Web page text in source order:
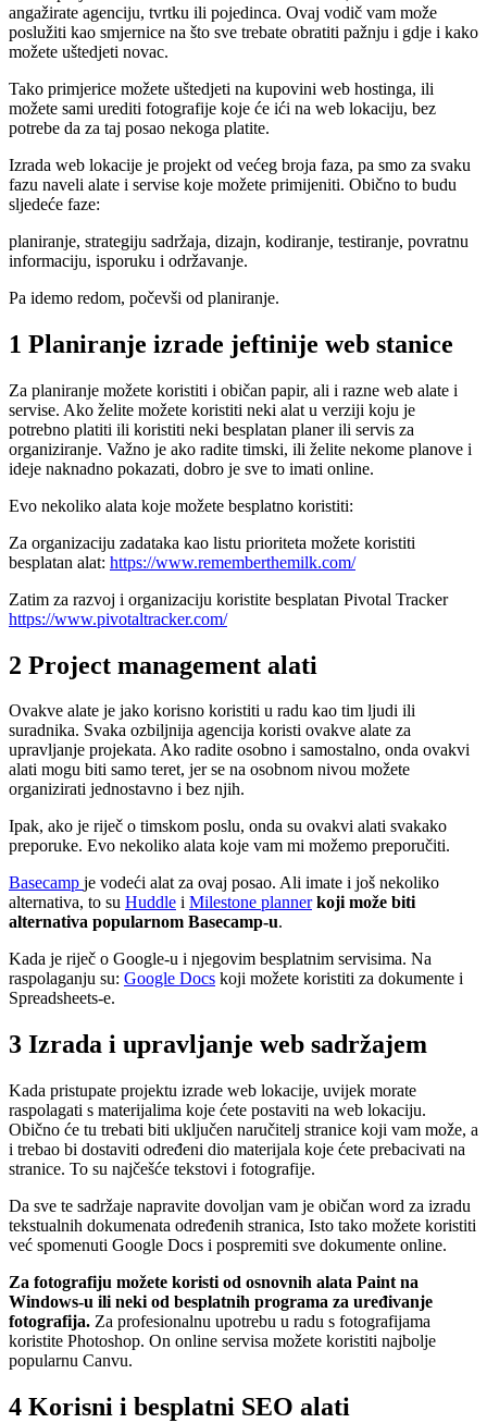
angažirate agenciju, tvrtku ili pojedinca. Ovaj vodič vam može
poslužiti kao smjernice na što sve trebate obratiti pažnju i gdje i kako
možete uštedjeti novac.
Tako primjerice možete uštedjeti na kupovini web hostinga, ili
možete sami urediti fotografije koje će ići na web lokaciju, bez
potrebe da za taj posao nekoga platite.
Izrada web lokacije je projekt od većeg broja faza, pa smo za svaku
fazu naveli alate i servise koje možete primijeniti. Obično to budu
sljedeće faze:
planiranje, strategiju sadržaja, dizajn, kodiranje, testiranje, povratnu
informaciju, isporuku i održavanje.
Pa idemo redom, počevši od planiranje.
1 Planiranje izrade jeftinije web stanice
Za planiranje možete koristiti i običan papir, ali i razne web alate i
servise. Ako želite možete koristiti neki alat u verziji koju je
potrebno platiti ili koristiti neki besplatan planer ili servis za
organiziranje. Važno je ako radite timski, ili želite nekome planove i
ideje naknadno pokazati, dobro je sve to imati online.
Evo nekoliko alata koje možete besplatno koristiti:
Za organizaciju zadataka kao listu prioriteta možete koristiti
besplatan alat: https://www.rememberthemilk.com/
Zatim za razvoj i organizaciju koristite besplatan Pivotal Tracker
https://www.pivotaltracker.com/
2 Project management alati
Ovakve alate je jako korisno koristiti u radu kao tim ljudi ili
suradnika. Svaka ozbiljnija agencija koristi ovakve alate za
upravljanje projekata. Ako radite osobno i samostalno, onda ovakvi
alati mogu biti samo teret, jer se na osobnom nivou možete
organizirati jednostavno i bez njih.
Ipak, ako je riječ o timskom poslu, onda su ovakvi alati svakako
preporuke. Evo nekoliko alata koje vam mi možemo preporučiti.
Basecamp je vodeći alat za ovaj posao. Ali imate i još nekoliko
alternativa, to su Huddle i Milestone planner koji može biti
alternativa popularnom Basecamp-u.
Kada je riječ o Google-u i njegovim besplatnim servisima. Na
raspolaganju su: Google Docs koji možete koristiti za dokumente i
Spreadsheets-e.
3 Izrada i upravljanje web sadržajem
Kada pristupate projektu izrade web lokacije, uvijek morate
raspolagati s materijalima koje ćete postaviti na web lokaciju.
Obično će tu trebati biti uključen naručitelj stranice koji vam može, a
i trebao bi dostaviti određeni dio materijala koje ćete prebacivati na
stranice. To su najčešće tekstovi i fotografije.
Da sve te sadržaje napravite dovoljan vam je običan word za izradu
tekstualnih dokumenata određenih stranica, Isto tako možete koristiti
već spomenuti Google Docs i pospremiti sve dokumente online.
Za fotografiju možete koristi od osnovnih alata Paint na
Windows-u ili neki od besplatnih programa za uređivanje
fotografija. Za profesionalnu upotrebu u radu s fotografijama
koristite Photoshop. On online servisa možete koristiti najbolje
popularnu Canvu.
4 Korisni i besplatni SEO alati